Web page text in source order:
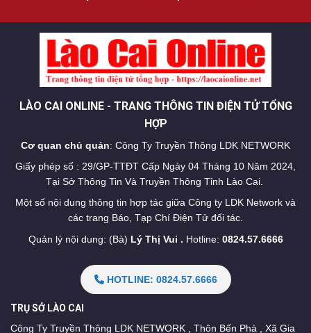
LÀO CAI ONLINE - TRANG THÔNG TIN ĐIỆN TỬ TỔNG
HỢP
Cơ quan chủ quản: Công Ty Truyền Thông LDK NETWORK
Giấy phép số : 29/GP-TTĐT Cấp Ngày 04 Tháng 10 Năm 2024,
Tại Sở Thông Tin Và Truyền Thông Tỉnh Lào Cai.
Một số nội dung thông tin hợp tác giữa Công ty LDK Network và
các trang Báo, Tạp Chí Điện Tử đối tác.
Quản lý nội dung: (Bà) Lý Thị Vui . Hotline: 0824.57.6666
HOTLINE: 0824.57.6666
TRỤ SỞ LÀO CAI
Công Ty Truyền Thông LDK NETWORK , Thôn Bến Phà , Xã Gia